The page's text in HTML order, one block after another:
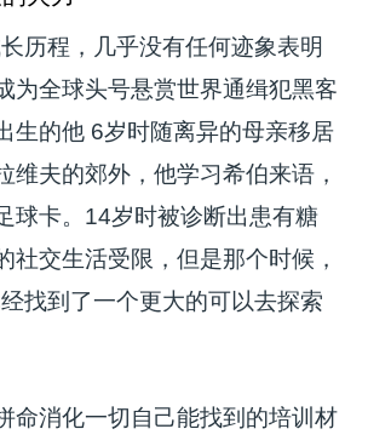
历程，几乎没有任何迹象表明
为全球头号悬赏世界通缉犯黑客
生的他 6岁时随离异的母亲移居
维夫的郊外，他学习希伯来语，
球卡。14岁时被诊断出患有糖
社交生活受限，但是那个时候，
找到了一个更大的可以去探索
命消化一切自己能找到的培训材